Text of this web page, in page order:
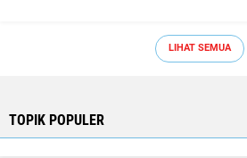
LIHAT SEMUA
TOPIK POPULER